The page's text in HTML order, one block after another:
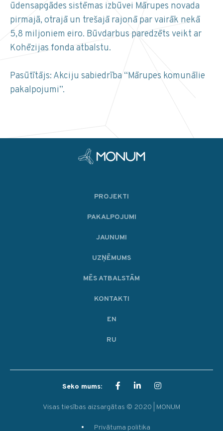
ūdensapgādes sistēmas izbūvei Mārupes novada
pirmajā, otrajā un trešajā rajonā par vairāk nekā
5,8 miljoniem eiro. Būvdarbus paredzēts veikt ar
Kohēzijas fonda atbalstu.
Pasūtītājs: Akciju sabiedrība “Mārupes komunālie
pakalpojumi”.
PROJEKTI
PAKALPOJUMI
JAUNUMI
UZŅĒMUMS
MĒS ATBALSTĀM
KONTAKTI
EN
RU
Visas tiesības aizsargātas © 2020 | MONUM
Privātuma politika
Seko mums: